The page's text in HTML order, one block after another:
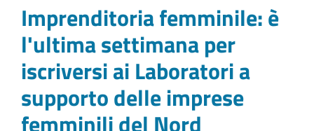
Imprenditoria femminile: è
l'ultima settimana per
iscriversi ai Laboratori a
supporto delle imprese
femminili del Nord